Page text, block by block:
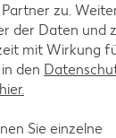
Weitere
zu.
der Daten und
mit Wirkung
den
hier.
Sie einzelne